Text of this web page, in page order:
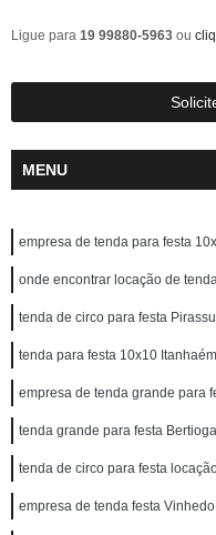
Ligue para 19 99880-5963 ou
MENU
empresa de tenda para festa
onde encontrar locação de
tenda de circo para festa
tenda para festa 10x10 Itanhaém
empresa de tenda grande para
tenda grande para festa Bertioga
tenda de circo para festa
empresa de tenda festa Vinhedo